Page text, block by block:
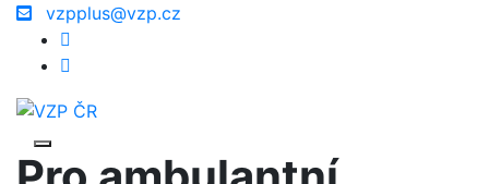
vzpplus@vzp.cz